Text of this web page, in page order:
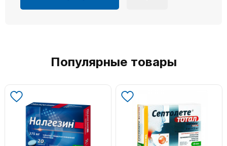
Популярные товары